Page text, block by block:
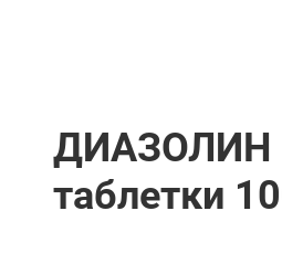
ДИАЗОЛИН
таблетки